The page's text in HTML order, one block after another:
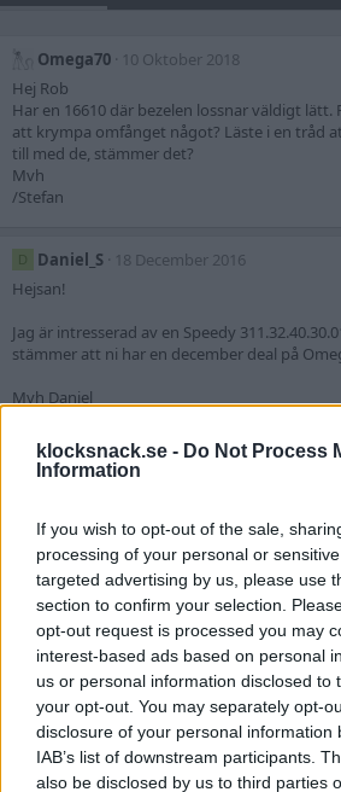
klocksnack.se - Do Not Process
Information
If you wish to opt-out of the sale,
processing of your personal or
targeted advertising by us, please use
section to confirm your selection.
opt-out request is processed you may
interest-based ads based on personal
us or personal information disclosed to
your opt-out. You may separately opt-
disclosure of your personal information
IAB’s list of downstream participants.
also be disclosed by us to third parties
Omega70
10 Oktober 2018
Hej Rob
Har en 16610 där bezelen lossnar väldigt
att krympa omfånget något? Läste i en tråd
till med de, stämmer det?
Mvh
/Stefan
D Daniel_S
18 December 2016
Hejsan!
Jag är intresserad av en Speedy
stämmer att ni har en december deal på
Mvh Daniel
Hawkeye 15 December 2016
Jag är intresserad av att köpa en Omega
311.30.42.30.01.005
Skickar ni?
Mvh Johan
Pinnen76 7 December 2016
Hej , intresserad av en Speedy Pro på er
Skickar ni ?
jollydagger 7 December 2016